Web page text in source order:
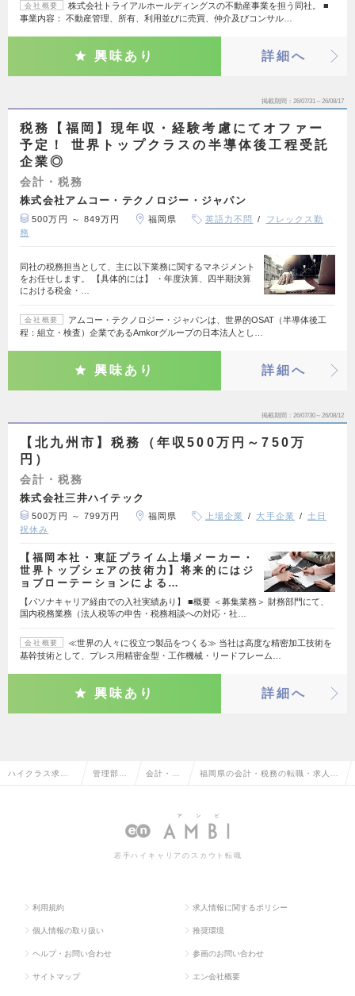
会社概要
株式会社トライアルホールディングスの不動産事業を担う同社。 ■
事業内容： 不動産管理、所有、利用並びに売買、仲介及びコンサル…
興味あり 詳細へ
掲載期間 26/07/31～26/08/17
税務【福岡】現年収・経験考慮にてオファー
予定！ 世界トップクラスの半導体後工程受託
企業◎
会計・税務
株式会社アムコー・テクノロジー・ジャパン
500万円 ～ 849万円 福岡県 英語力不問
フレックス勤
務
同社の税務担当として、主に以下業務に関するマネジメント
をお任せします。 【具体的には】 ・年度決算、四半期決算
における税金・…
会社概要
アムコー・テクノロジー・ジャパンは、世界的OSAT（半導体後工
程：組立・検査）企業であるAmkorグループの日本法人とし…
興味あり 詳細へ
掲載期間 26/07/30～26/08/12
【北九州市】税務（年収500万円～750万
円）
会計・税務
株式会社三井ハイテック
500万円 ～ 799万円 福岡県 上場企業 大手企業
土日
祝休み
【福岡本社・東証プライム上場メーカー・
世界トップシェアの技術力】将来的にはジ
ョブローテーションによる…
【パソナキャリア経由での入社実績あり】 ■概要 ＜募集業務＞ 財務部門にて、
国内税務業務（法人税等の申告・税務相談への対応・社…
会社概要
≪世界の人々に役立つ製品をつくる≫ 当社は高度な精密加工技術を
基幹技術として、プレス用精密金型・工作機械・リードフレーム…
興味あり 詳細へ
ハイクラス求人T 管理部門 会計・税 福岡県の会計・税務の転職・求人情
若手ハイキャリアのスカウト転職
利用規約 求人情報に関するポリシー
個人情報の取り扱い 推奨環境
ヘルプ・お問い合わせ 参画のお問い合わせ
サイトマップ エン会社概要